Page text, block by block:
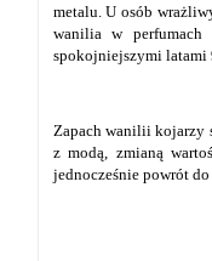
metalu. U osób
wanilia w perfumach
spokojniejszymi latami
Zapach wanilii kojarzy
z modą, zmianą
jednocześnie powrót do